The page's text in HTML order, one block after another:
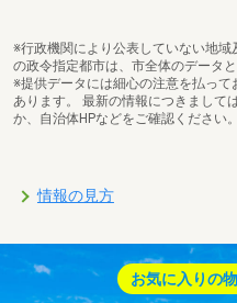
※行政機関により公表していない地
の政令指定都市は、市全体のデータ
※提供データには細心の注意を払っ
あります。 最新の情報につきまして
か、自治体HPなどをご確認ください。
情報の見方
お気に入りの